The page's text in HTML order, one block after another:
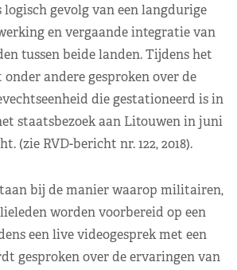
gevolg van een langdurige
en vergaande integratie van
tussen beide landen. Tijdens het
andere gesproken over de
die gestationeerd is in
staatsbezoek aan Litouwen in juni
(zie RVD-bericht nr. 122, 2018).
bij de manier waarop militairen,
worden voorbereid op een
een live videogesprek met een
gesproken over de ervaringen van